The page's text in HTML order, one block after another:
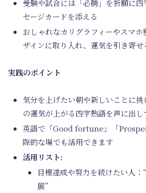
受験や試合には「必勝」を祈願に四
セージカードを添える
おしゃれなカリグラフィーやスマ
ザインに取り入れ、運気を引き寄せ
実践のポイント
気分を上げたい朝や新しいことに挑
の運気が上がる四字熟語を声に出し
英語で「Good fortune」「
際的な場でも活用できます
活用リスト:
目標達成や努力を続けたい人：
展”